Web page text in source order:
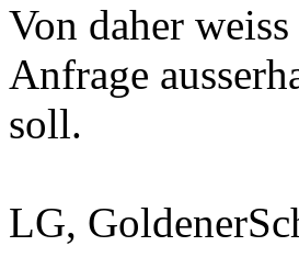
Von daher
Anfrage
soll.
LG,